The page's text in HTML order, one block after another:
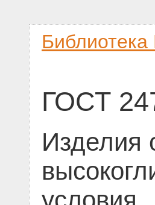
ГОСТ
Изделия